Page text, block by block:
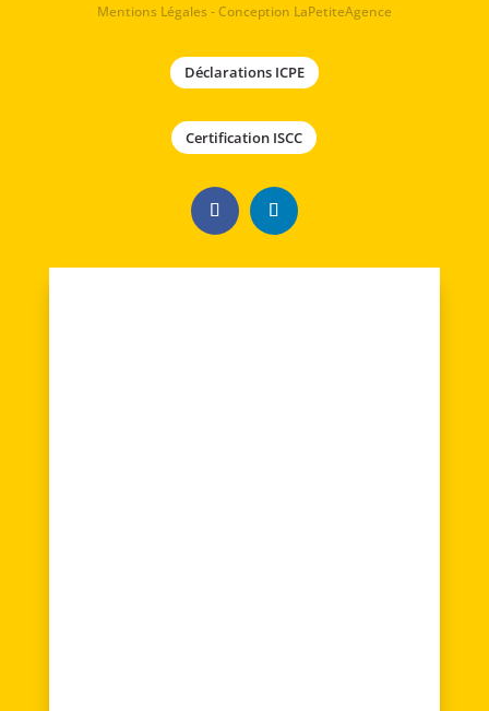
Mentions Légales - Conception LaPetiteAgence
Déclarations ICPE
Certification ISCC